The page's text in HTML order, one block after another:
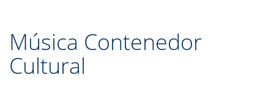
Música Contenedor
Cultural